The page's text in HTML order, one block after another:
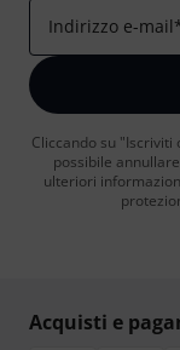
Indirizzo e-mail
Cliccando su
possibile
ulteriori
Acquisti e